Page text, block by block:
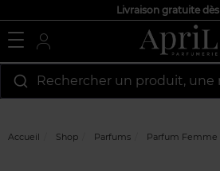
Livraison gratuite
Rechercher un produit, une
Accueil Shop Parfums Parfum Femme